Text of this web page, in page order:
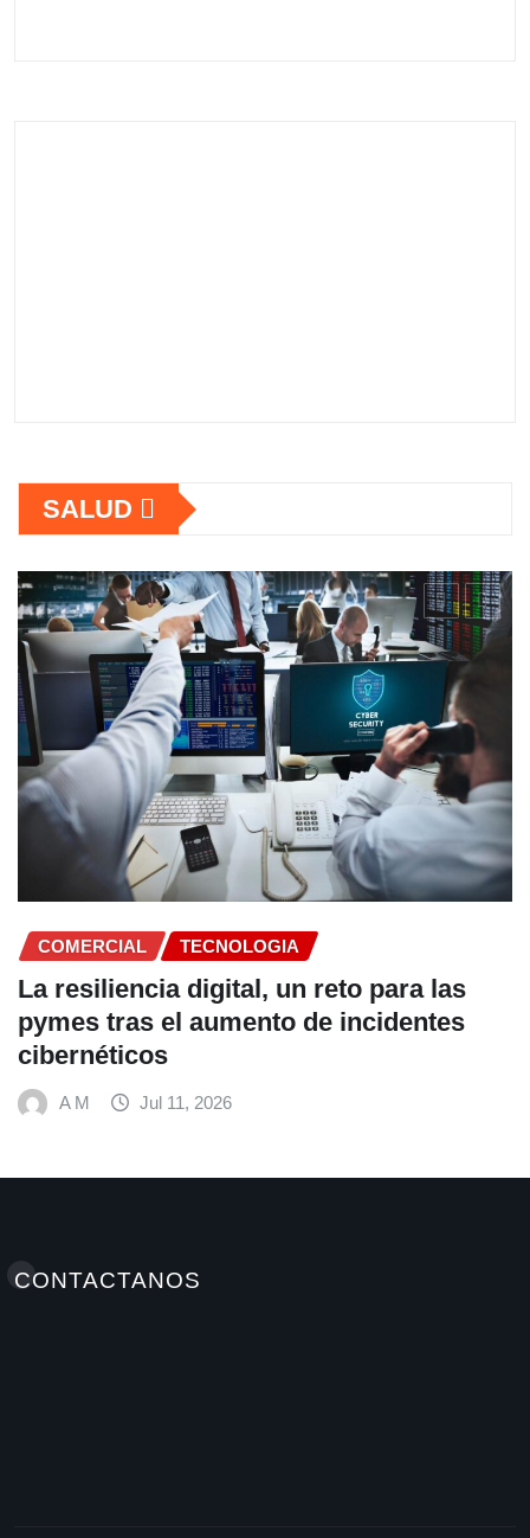
SALUD
COMERCIAL
Fundación Ficohsa fortalece la
alimentación escolar y promueve
hábitos saludables junto al
Mundial de Alimentos y Nestlé
A M Jul 9, 2026
CONTACTANOS
Elminutoinformativohn / Antonellamedioshn Grupo